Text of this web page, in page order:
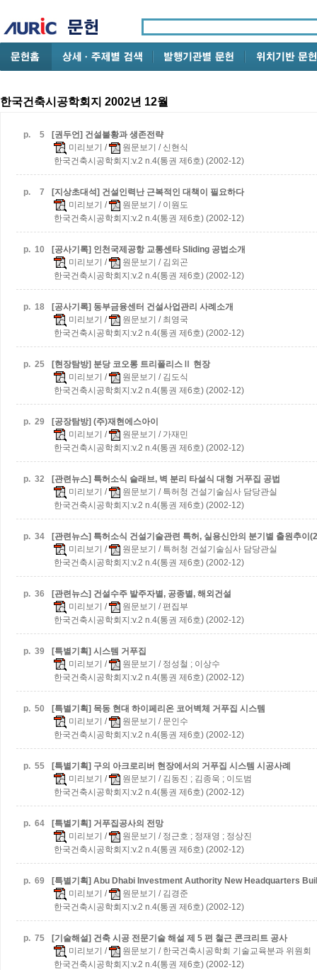
한국건축시공학회지 2002년 12월
p. 5
[권두언] 건설불황과 생존전략
미리보기 / 원문보기 / 신현식
한국건축시공학회지:v.2 n.4(통권 제6호) (2002-12)
p. 7
[지상초대석] 건설인력난 근복적인 대책이 필요하다
미리보기 / 원문보기 / 이원도
한국건축시공학회지:v.2 n.4(통권 제6호) (2002-12)
p. 10
[공사기록] 인천국제공항 교통센타 Sliding 공법소개
미리보기 / 원문보기 / 김외곤
한국건축시공학회지:v.2 n.4(통권 제6호) (2002-12)
p. 18
[공사기록] 동부금융센터 건설사업관리 사례소개
미리보기 / 원문보기 / 최영국
한국건축시공학회지:v.2 n.4(통권 제6호) (2002-12)
p. 25
[현장탐방] 분당 코오롱 트리폴리스Ⅱ 현장
미리보기 / 원문보기 / 김도식
한국건축시공학회지:v.2 n.4(통권 제6호) (2002-12)
p. 29
[공장탐방] (주)재현에스아이
미리보기 / 원문보기 / 가재민
한국건축시공학회지:v.2 n.4(통권 제6호) (2002-12)
p. 32 [관련뉴스] 특허소식 슬래브, 벽 분리 타설식 대형 거푸집 공법
미리보기 / 원문보기 / 특허청 건설기술심사 담당관실
한국건축시공학회지:v.2 n.4(통권 제6호) (2002-12)
p. 34 [관련뉴스] 특허소식 건설기술관련 특허, 실용신안의 분기별 출원추이
미리보기 / 원문보기 / 특허청 건설기술심사 담당관실
한국건축시공학회지:v.2 n.4(통권 제6호) (2002-12)
p. 36 [관련뉴스] 건설수주 발주자별, 공종별, 해외건설
미리보기 / 원문보기 / 편집부
한국건축시공학회지:v.2 n.4(통권 제6호) (2002-12)
p. 39
[특별기획] 시스템 거푸집
미리보기 / 원문보기 / 정성철 ; 이상수
한국건축시공학회지:v.2 n.4(통권 제6호) (2002-12)
p. 50
[특별기획] 목동 현대 하이페리온 코어벽체 거푸집 시스템
미리보기 / 원문보기 / 문인수
한국건축시공학회지:v.2 n.4(통권 제6호) (2002-12)
p. 55
[특별기획] 구의 아크로리버 현장에서의 거푸집 시스템 시공사례
미리보기 / 원문보기 / 김동진 ; 김종욱 ; 이도범
한국건축시공학회지:v.2 n.4(통권 제6호) (2002-12)
p. 64
[특별기획] 거푸집공사의 전망
미리보기 / 원문보기 / 정근호 ; 정재영 ; 정상진
한국건축시공학회지:v.2 n.4(통권 제6호) (2002-12)
p. 69
[특별기획] Abu Dhabi Investment Authority New Headquarters
미리보기 / 원문보기 / 김경준
한국건축시공학회지:v.2 n.4(통권 제6호) (2002-12)
p. 75 [기술해설] 건축 시공 전문기술 해설 제 5 편 철근 콘크리트 공사
미리보기 / 원문보기 / 한국건축시공학회 기술교육분과 위원회
한국건축시공학회지:v.2 n.4(통권 제6호) (2002-12)